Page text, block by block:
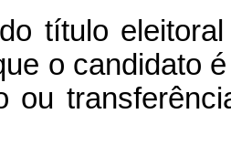
título
o candidato
ou